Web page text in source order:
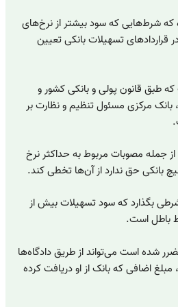
که شرط‌هایی که سود بیشتر از نرخ‌های
قراردادهای تسهیلات بانکی تعیین
طبق قانون پولی و بانکی کشور و
بانک مرکزی مسئول تنظیم و نظارت بر
جمله مصوبات مربوط به حداکثر نرخ
بانکی حق ندارد از آن‌ها تخطی کند.
شرطی بگذارد که سود تسهیلات بیش از
باطل است.
شده است می‌تواند از طریق دادگاه‌ها
مبلغ اضافی که بانک از او دریافت کرده